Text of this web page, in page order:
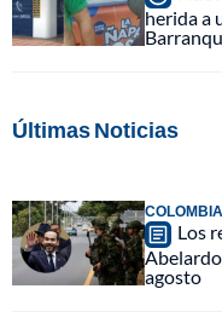
herida a
Últimas Noticias
COLOMBIA
Los
agosto